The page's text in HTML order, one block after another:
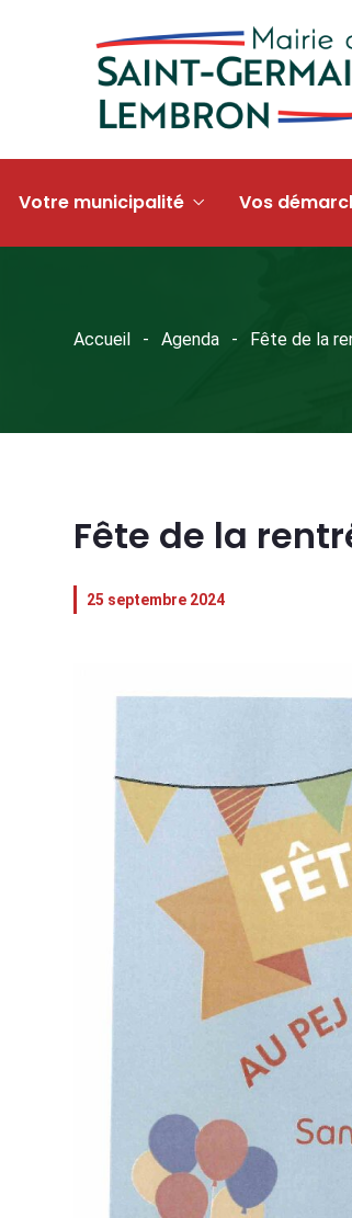
Votre municipalité Vos
Accueil Agenda Fête de la
Fête de la
25 septembre 2024